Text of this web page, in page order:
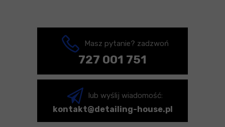
Masz pytanie? zadzwoń
727 001 751
lub wyślij wiadomość:
kontakt@detailing-house.pl